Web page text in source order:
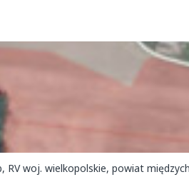
woj. wielkopolskie, powiat